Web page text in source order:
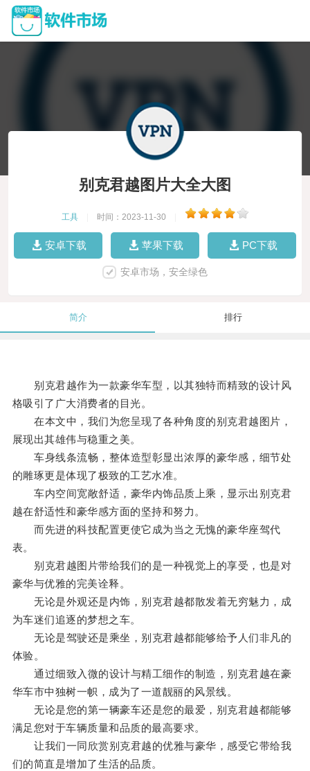
别克君越图片大全大图
工具 时间：2023-11-30
安卓下载 苹果下载 PC下载
安卓市场，安全绿色
简介 排行
别克君越作为一款豪华车型，以其独特而精致的设计风
格吸引了广大消费者的目光。
在本文中，我们为您呈现了各种角度的别克君越图片，
展现出其雄伟与稳重之美。
车身线条流畅，整体造型彰显出浓厚的豪华感，细节处
的雕琢更是体现了极致的工艺水准。
车内空间宽敞舒适，豪华内饰品质上乘，显示出别克君
越在舒适性和豪华感方面的坚持和努力。
而先进的科技配置更使它成为当之无愧的豪华座驾代
表。
别克君越图片带给我们的是一种视觉上的享受，也是对
豪华与优雅的完美诠释。
无论是外观还是内饰，别克君越都散发着无穷魅力，成
为车迷们追逐的梦想之车。
无论是驾驶还是乘坐，别克君越都能够给予人们非凡的
体验。
通过细致入微的设计与精工细作的制造，别克君越在豪
华车市中独树一帜，成为了一道靓丽的风景线。
无论是您的第一辆豪车还是您的最爱，别克君越都能够
满足您对于车辆质量和品质的最高要求。
让我们一同欣赏别克君越的优雅与豪华，感受它带给我
们的简直是增加了生活的品质。